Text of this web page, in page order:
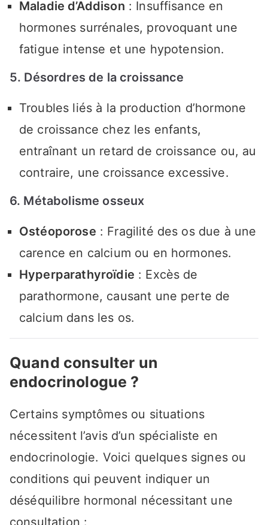
Maladie d’Addison : Insuffisance en
hormones surrénales, provoquant une
fatigue intense et une hypotension.
5. Désordres de la croissance
Troubles liés à la production d’hormone
de croissance chez les enfants,
entraînant un retard de croissance ou, au
contraire, une croissance excessive.
6. Métabolisme osseux
Ostéoporose : Fragilité des os due à une
carence en calcium ou en hormones.
Hyperparathyroïdie : Excès de
parathormone, causant une perte de
calcium dans les os.
Quand consulter un
endocrinologue ?
Certains symptômes ou situations
nécessitent l’avis d’un spécialiste en
endocrinologie. Voici quelques signes ou
conditions qui peuvent indiquer un
déséquilibre hormonal nécessitant une